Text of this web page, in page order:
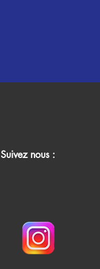
Suivez nous :